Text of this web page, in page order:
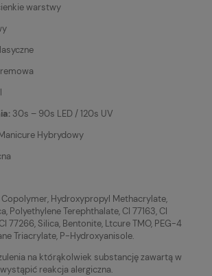
warstwy
30s – 90s LED / 120s UV
Hybrydowy
Hydroxypropyl Methacrylate,
Polyethylene Terephthalate, CI 77163, CI
77266, Silica, Bentonite, Ltcure TMO, PEG-4
Triacrylate, P-Hydroxyanisole.
na którąkolwiek substancję zawartą w
reakcja alergiczna.